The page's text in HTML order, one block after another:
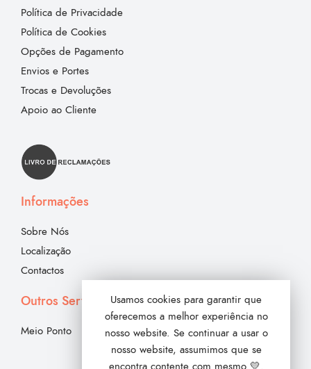
Política de Privacidade
Política de Cookies
Opções de Pagamento
Envios e Portes
Trocas e Devoluções
Apoio ao Cliente
Informações
Sobre Nós
Localização
Contactos
Outros Serviços
Meio Ponto
Usamos cookies para garantir que
oferecemos a melhor experiência no
nosso website. Se continuar a usar o
nosso website, assumimos que se
encontra contente com mesmo 💛.